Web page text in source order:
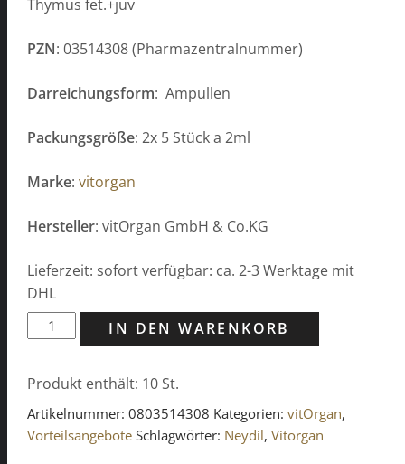
Thymus fet.+juv
PZN: 03514308 (Pharmazentralnummer)
Darreichungsform: Ampullen
Packungsgröße: 2x 5 Stück a 2ml
Marke: vitorgan
Hersteller: vitOrgan GmbH & Co.KG
Lieferzeit: sofort verfügbar: ca. 2-3 Werktage mit
DHL
Neythymun
Nr.29
St.II
Ampullen
Doppelpack
IN DEN WARENKORB
Produkt enthält: 10 St.
Artikelnummer: 0803514308 Kategorien: vitOrgan,
Vorteilsangebote Schlagwörter: Neydil, Vitorgan